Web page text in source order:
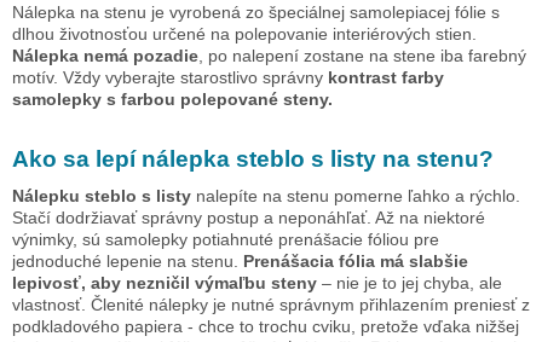
Nálepka na stenu je vyrobená zo špeciálnej samolepiacej fólie s
dlhou životnosťou určené na polepovanie interiérových stien.
Nálepka nemá pozadie , po nalepení zostane na stene iba farebný
motív. Vždy vyberajte starostlivo správny kontrast farby
samolepky s farbou polepované steny.
Ako sa lepí nálepka steblo s listy na stenu?
Nálepku steblo s listy nalepíte na stenu pomerne ľahko a rýchlo.
Stačí dodržiavať správny postup a neponáhľať. Až na niektoré
výnimky, sú samolepky potiahnuté prenášacie fóliou pre
jednoduché lepenie na stenu. Prenášacia fólia má slabšie
lepivosť, aby nezničil výmaľbu steny – nie je to jej chyba, ale
vlastnosť. Členité nálepky je nutné správnym přihlazením preniesť z
podkladového papiera - chce to trochu cviku, pretože vďaka nižšej